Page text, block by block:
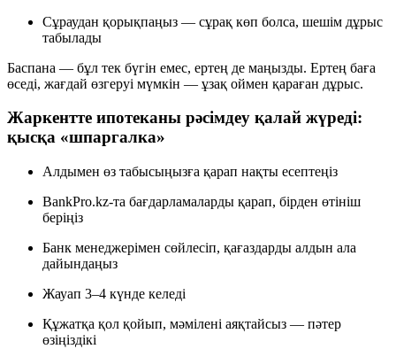
Сұраудан қорықпаңыз — сұрақ көп болса, шешім дұрыс
табылады
Баспана — бұл тек бүгін емес, ертең де маңызды. Ертең баға
өседі, жағдай өзгеруі мүмкін — ұзақ оймен қараған дұрыс.
Жаркентте ипотеканы рәсімдеу қалай жүреді:
қысқа «шпаргалка»
Алдымен өз табысыңызға қарап нақты есептеңіз
BankPro.kz-та бағдарламаларды қарап, бірден өтініш
беріңіз
Банк менеджерімен сөйлесіп, қағаздарды алдын ала
дайындаңыз
Жауап 3–4 күнде келеді
Құжатқа қол қойып, мәмілені аяқтайсыз — пәтер
өзіңіздікі